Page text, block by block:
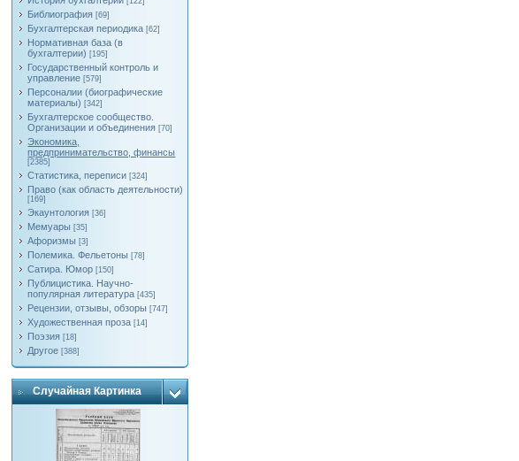
Библиография [69]
Бухгалтерская периодика [62]
Нормативная база (в
бухгалтерии) [195]
Государственный контроль и
управление [579]
Персоналии (биографические
материалы) [342]
Бухгалтерское сообщество.
Организации и объединения [70]
Экономика,
предпринимательство, финансы
[2385]
Статистика, переписи [324]
Право (как область деятельности)
[169]
Экаунтология [36]
Мемуары [35]
Афоризмы [3]
Полемика. Фельетоны [78]
Сатира. Юмор [150]
Публицистика. Научно-
популярная литература [435]
Рецензии, отзывы, обзоры [747]
Художественная проза [14]
Поэзия [18]
Другое [388]
Случайная Картинка